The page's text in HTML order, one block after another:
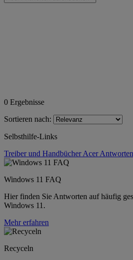
0 Ergebnisse
Sortieren nach:
Selbsthilfe-Links
Treiber und HandbücherAcer Antworten
Windows 11 FAQ
Hier finden Sie Antworten auf häufig
Windows 11.
Mehr erfahren
Recyceln